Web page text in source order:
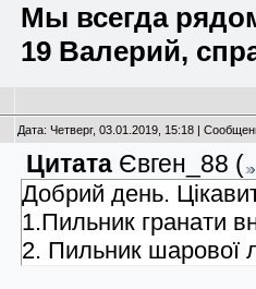
Мы всегда
19 Валерий,
Дата: Четверг, 03.01.2019, 15:18 |
Цитата Євген_88 (
Добрий день.
1.Пильник гранати
2. Пильник шарової